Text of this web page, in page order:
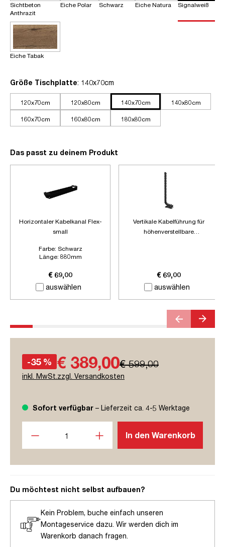
Sichtbeton
Anthrazit
Eiche Polar Schwarz Eiche Natura Signalweiß
Eiche Tabak
Größe Tischplatteauswählen
: 140x70cm
120x70cm 120x80cm 140x70cm 140x80cm
160x70cm 160x80cm 180x80cm
Das passt zu deinem Produkt
auswählen
Horizontaler Kabelkanal Flex-
small
Farbe: Schwarz
Länge: 880mm
€ 69,00
auswählen
Vertikale Kabelführung für
höhenverstellbare
€ 69,00
-35 % € 389,00€ 599,00
inkl. MwSt.zzgl. Versandkosten
Sofort verfügbar – Lieferzeit ca. 4-5 Werktage
In den Warenkorb
Du möchtest nicht selbst aufbauen?
Kein Problem, buche einfach unseren
Montageservice dazu. Wir werden dich im
Warenkorb danach fragen.